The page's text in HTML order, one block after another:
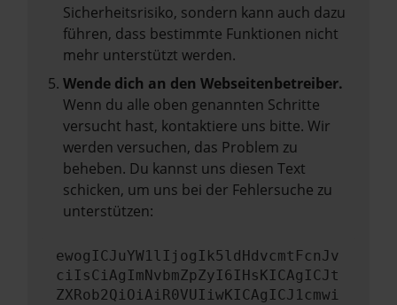
Sicherheitsrisiko, sondern kann auch dazu
führen, dass bestimmte Funktionen nicht
mehr unterstützt werden.
Wende dich an den Webseitenbetreiber.
Wenn du alle oben genannten Schritte
versucht hast, kontaktiere uns bitte. Wir
werden versuchen, das Problem zu
beheben. Du kannst uns diesen Text
schicken, um uns bei der Fehlersuche zu
unterstützen:
ewogICJuYW1lIjogIk5ldHdvcmtFcnJv
ciIsCiAgImNvbmZpZyI6IHsKICAgICJt
ZXRob2QiOiAiR0VUIiwKICAgICJ1cmwi